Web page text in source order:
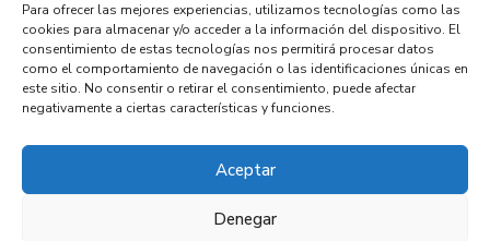
Para ofrecer las mejores experiencias, utilizamos tecnologías como las
cookies para almacenar y/o acceder a la información del dispositivo. El
consentimiento de estas tecnologías nos permitirá procesar datos
como el comportamiento de navegación o las identificaciones únicas en
este sitio. No consentir o retirar el consentimiento, puede afectar
negativamente a ciertas características y funciones.
Aceptar
Denegar
Municipio de tradición
AVISO LEGAL
POLÍTICA DE COOKIES (UE)
ACCESIBILIDAD